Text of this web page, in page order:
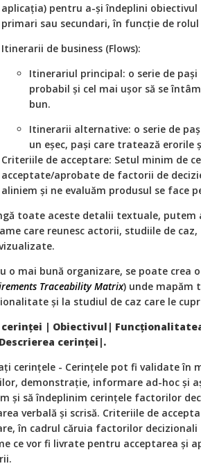
aplicația) pentru a-și îndeplini
primari sau secundari, în funcție de rolul
Itinerarii de business (Flows):
Itinerariul principal: o serie de
probabil și cel mai ușor să se
bun.
Itinerarii alternative: o serie de
un eșec, pași care tratează erorile
Criteriile de acceptare: Setul minim de
acceptate/aprobate de factorii de
aliniem și ne evaluăm produsul se face
toate aceste detalii textuale,
care reunesc actorii, studiile de
o mai bună organizare, se poate crea
Traceability Matrix) unde mapăm
și la studiul de caz care le
cerinței | Obiectivul|
cerinței|.
cerințele - Cerințele pot fi validate în
demonstrație, informare ad-hoc și
și să îndeplinim cerințele factorilor
verbală și scrisă. Criteriile de
în cadrul căruia factorilor decizionali
ce vor fi livrate pentru acceptarea și